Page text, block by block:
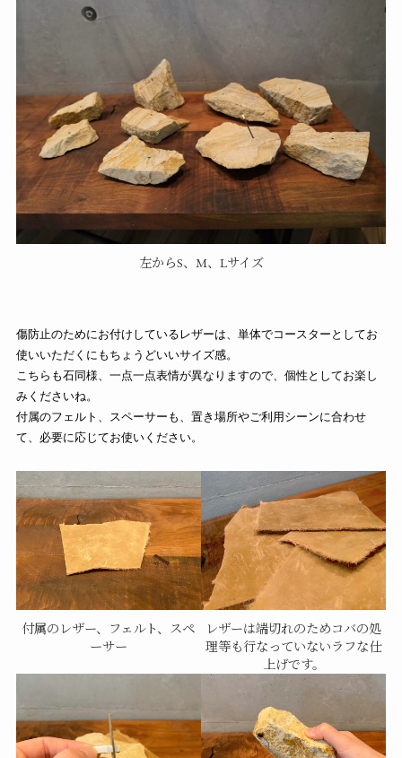
左からS、M、Lサイズ
傷防止のためにお付けしているレザーは、単体でコースターとしてお
使いいただくにもちょうどいいサイズ感。
こちらも石同様、一点一点表情が異なりますので、個性としてお楽し
みくださいね。
付属のフェルト、スペーサーも、置き場所やご利用シーンに合わせ
て、必要に応じてお使いください。
付属のレザー、フェルト、スペ
ーサー
レザーは端切れのためコバの処
理等も行なっていないラフな仕
上げです。